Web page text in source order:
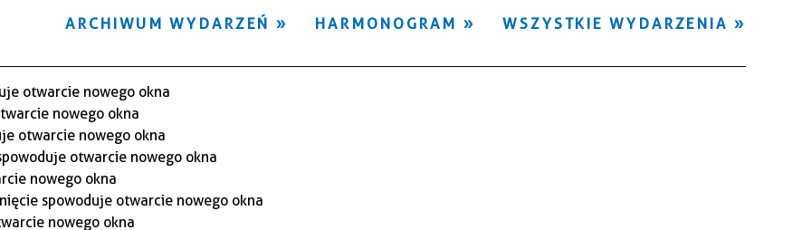
Miejsce
WSZYSTKIE WYDARZENIA
HARMONOGRAM
ARCHIWUM WYDARZEŃ